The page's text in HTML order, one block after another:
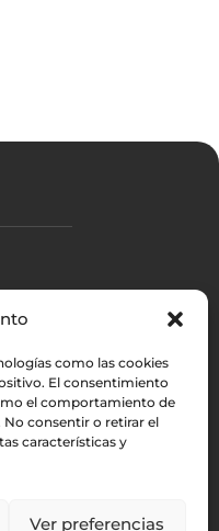
como las cookies
El consentimiento
el comportamiento de
No consentir o retirar el
características y
Ver preferencias